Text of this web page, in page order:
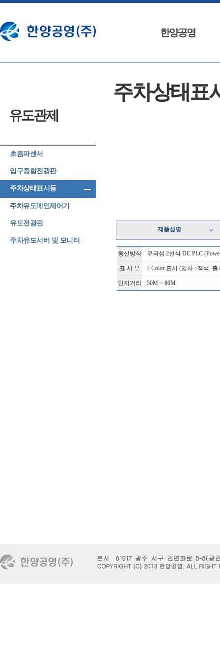
한양공영
회사연혁
조직도
유도관제
초음파센서
입구종합전광판
주차상태표시등
주차유도메인제어기
유도전광판
주차유도서버 및 모니터
주차상태표
제품설명
통신방식 무극성 2선식 DC PLC
표 시 부 2 Color 표시 (입차 : 적색, 출
인지거리 50M ~ 80M